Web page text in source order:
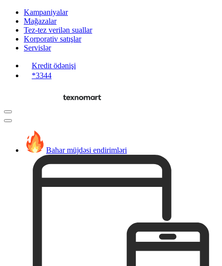
Kampaniyalar
Mağazalar
Tez-tez verilən suallar
Korporativ satışlar
Servislər
Kredit ödənişi
*3344
Bahar müjdəsi endirimləri